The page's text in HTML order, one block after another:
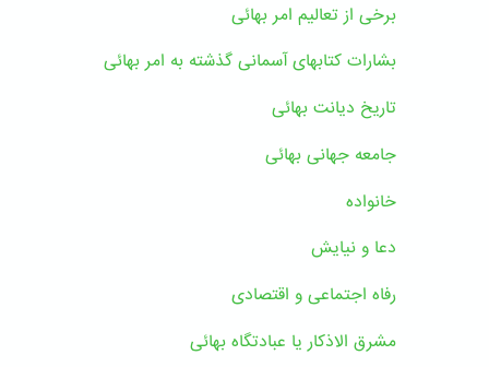
برخی از تعالیم امر بهائی
بشارات کتابهای آسمانی گذشته به امر بهائی
تاریخ دیانت بهائی
جامعه جهانی بهائی
خانواده
دعا و نیایش
رفاه اجتماعی و اقتصادی
مشرق الاذکار یا عبادتگاه بهائی